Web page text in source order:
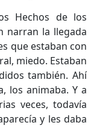
Hechos de los
narran la llegada
que estaban con
miedo. Estaban
también. Ahí
los animaba. Y a
veces, todavía
y les daba